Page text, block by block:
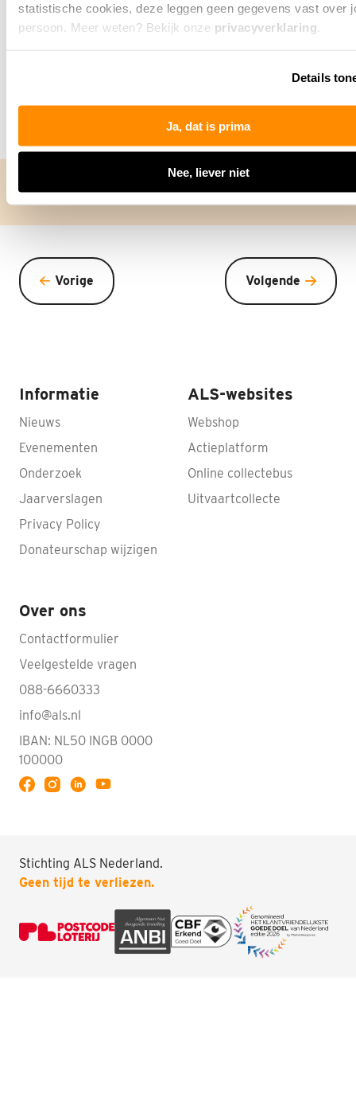
statistische cookies, deze leggen geen gegevens vast over
persoon. Meer weten? Bekijk onze privacyverklaring.
Details
Ja, dat is prima
Nee, liever niet
Beide documentaires zijn krachtige voorbeelden van
hoe jonge makers met oog voor detail en empathie
begrip en bewustwording voor de ziekte ALS en de
Delen via:
Vorige Volgende
Informatie
Nieuws
Evenementen
Onderzoek
Jaarverslagen
Privacy Policy
Donateurschap wijzigen
ALS-websites
Webshop
Actieplatform
Online collectebus
Uitvaartcollecte
Over ons
Contactformulier
Veelgestelde vragen
088-6660333
info@als.nl
IBAN: NL50 INGB 0000
100000
Stichting ALS Nederland.
Geen tijd te verliezen.